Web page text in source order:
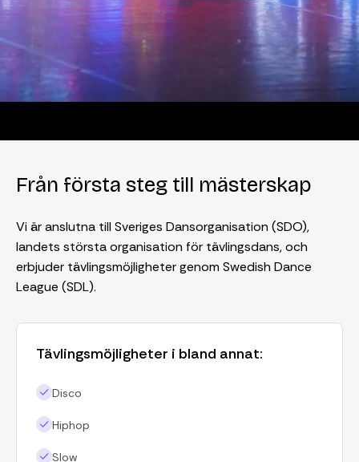
Från första steg till mästerskap
Vi är anslutna till Sveriges Dansorganisation (SDO),
landets största organisation för tävlingsdans, och
erbjuder tävlingsmöjligheter genom Swedish Dance
League (SDL).
Tävlingsmöjligheter i bland annat:
Disco
Hiphop
Slow